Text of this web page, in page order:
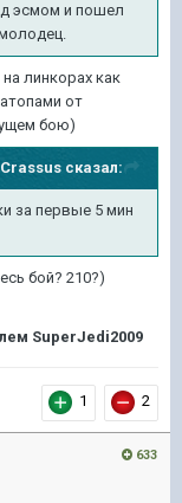
эсмом и пошел
линкорах как
от
бою)
Crassus сказал:
за первые 5 мин
бой? 210?)
SuperJedi2009
1 2
633